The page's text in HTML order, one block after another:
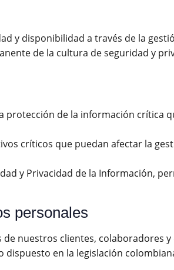
y disponibilidad a través de la
de la cultura de seguridad y
de la información crítica
críticos que puedan afectar la
y Privacidad de la Información,
personales
de nuestros clientes,
en la legislación